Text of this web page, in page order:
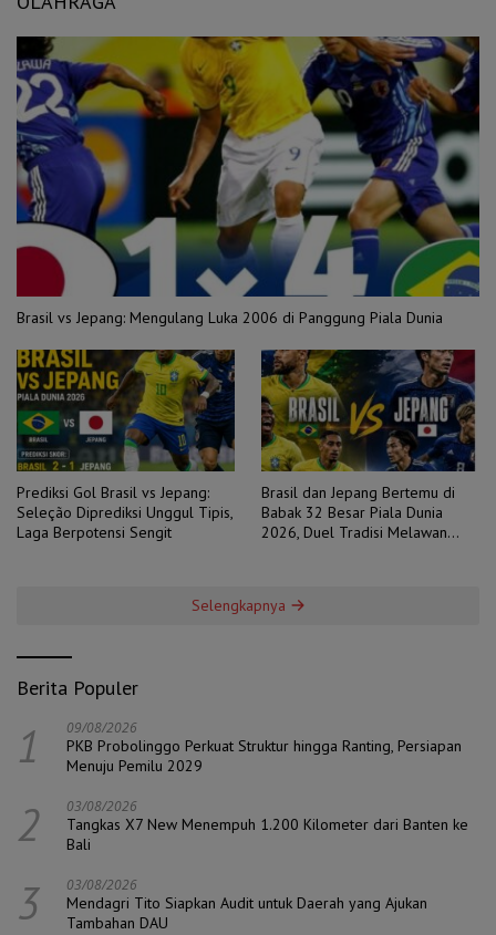
Brasil vs Jepang: Mengulang Luka 2006 di Panggung Piala Dunia
Prediksi Gol Brasil vs Jepang:
Seleção Diprediksi Unggul Tipis,
Laga Berpotensi Sengit
Brasil dan Jepang Bertemu di
Babak 32 Besar Piala Dunia
2026, Duel Tradisi Melawan
Selengkapnya
Berita Populer
1 09/08/2026
PKB Probolinggo Perkuat Struktur hingga Ranting, Persiapan
Menuju Pemilu 2029
2 03/08/2026
Tangkas X7 New Menempuh 1.200 Kilometer dari Banten ke
Bali
3 03/08/2026
Mendagri Tito Siapkan Audit untuk Daerah yang Ajukan
Tambahan DAU